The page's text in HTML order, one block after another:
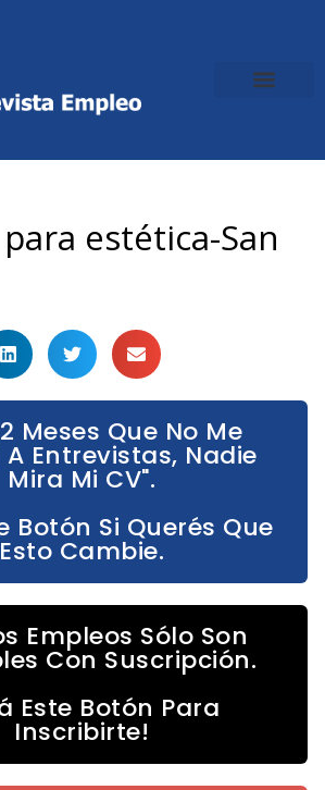
estética-San
Meses Que No Me
Entrevistas, Nadie
Mira Mi CV".
Botón Si Querés Que
Esto Cambie.
Empleos Sólo Son
Con Suscripción.
Este Botón Para
Inscribirte!